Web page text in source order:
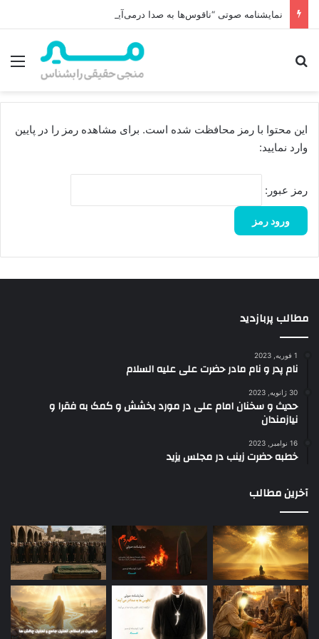
نمایشنامه صوتی “ناقوس‌ها به صدا در‌می‌آیند”
این محتوا با رمز محافظت شده است. برای مشاهده رمز را در پایین
وارد نمایید:
رمز عبور:
مطالب پربازدید
1 فوریه, 2023
نام پدر و نام مادر حضرت علی علیه السلام
30 ژانویه, 2023
حدیث و سخنان امام علی در مورد بخشش و کمک به فقرا و
نیازمندان
16 نوامبر, 2023
خطبه حضرت زینب در مجلس یزید
آخرین مطالب